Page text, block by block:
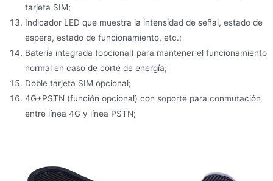
tarjeta SIM;
Indicador LED que muestra la intensidad de señal, estado de
espera, estado de funcionamiento, etc.;
Batería integrada (opcional) para mantener el funcionamiento
normal en caso de corte de energía;
Doble tarjeta SIM opcional;
4G+PSTN (función opcional) con soporte para conmutación
entre línea 4G y línea PSTN;